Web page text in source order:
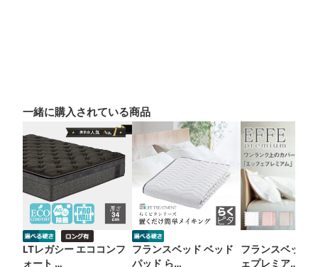
一緒に購入されている商品
LTレガシー エココンフ
ォート …
フランスベッド ベッド
パッド ら…
フランスベッド
ェプレミア…